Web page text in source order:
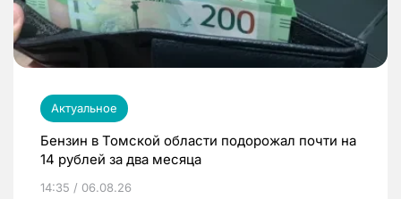
Актуальное
Бензин в Томской области подорожал почти на
14 рублей за два месяца
14:35 / 06.08.26